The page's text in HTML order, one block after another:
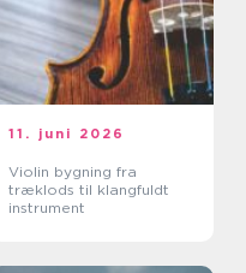
11. juni 2026
Violin bygning fra
træklods til klangfuldt
instrument